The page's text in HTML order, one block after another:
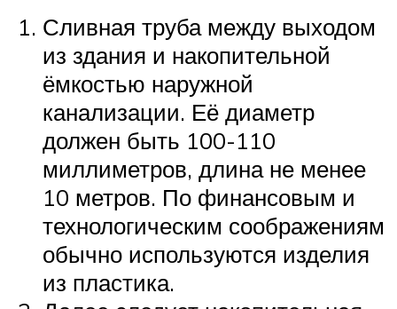
Сливная труба между выходом
из здания и накопительной
ёмкостью наружной
канализации. Её диаметр
должен быть 100-110
миллиметров, длина не менее
10 метров. По финансовым и
технологическим соображениям
обычно используются изделия
из пластика.